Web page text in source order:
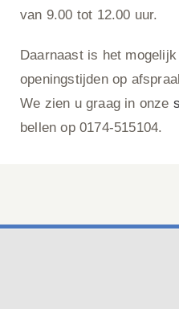
van 9.00 tot 12.00 uur.
Daarnaast is het
openingstijden op
We zien u graag in onze
bellen op 0174-515104.